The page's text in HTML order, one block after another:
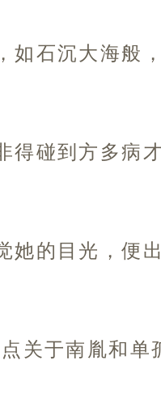
如石沉大海般
得碰到方多病
她的目光，便
关于南胤和单